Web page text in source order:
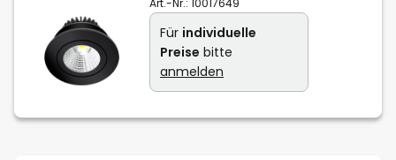
Für individuelle
Preise bitte
anmelden